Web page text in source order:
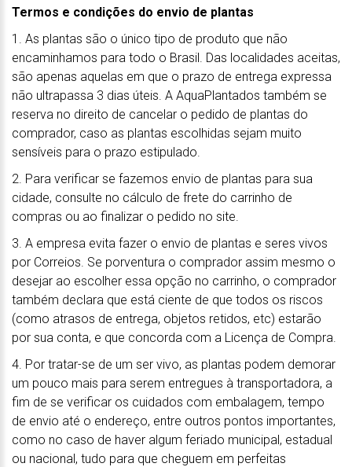
Termos e condições do envio de plantas
1. As plantas são o único tipo de produto que não
encaminhamos para todo o Brasil. Das localidades aceitas,
são apenas aquelas em que o prazo de entrega expressa
não ultrapassa 3 dias úteis. A AquaPlantados também se
reserva no direito de cancelar o pedido de plantas do
comprador, caso as plantas escolhidas sejam muito
sensíveis para o prazo estipulado.
2. Para verificar se fazemos envio de plantas para sua
cidade, consulte no cálculo de frete do carrinho de
compras ou ao finalizar o pedido no site.
3. A empresa evita fazer o envio de plantas e seres vivos
por Correios. Se porventura o comprador assim mesmo o
desejar ao escolher essa opção no carrinho, o comprador
também declara que está ciente de que todos os riscos
(como atrasos de entrega, objetos retidos, etc) estarão
por sua conta, e que concorda com a Licença de Compra.
4. Por tratar-se de um ser vivo, as plantas podem demorar
um pouco mais para serem entregues à transportadora, a
fim de se verificar os cuidados com embalagem, tempo
de envio até o endereço, entre outros pontos importantes,
como no caso de haver algum feriado municipal, estadual
ou nacional, tudo para que cheguem em perfeitas